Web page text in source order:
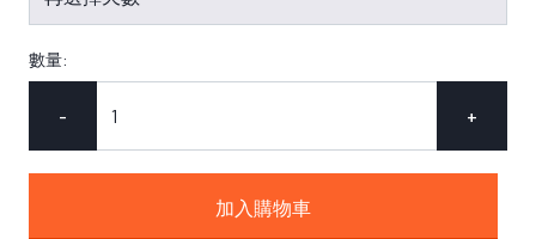
數量:
- +
加入購物車